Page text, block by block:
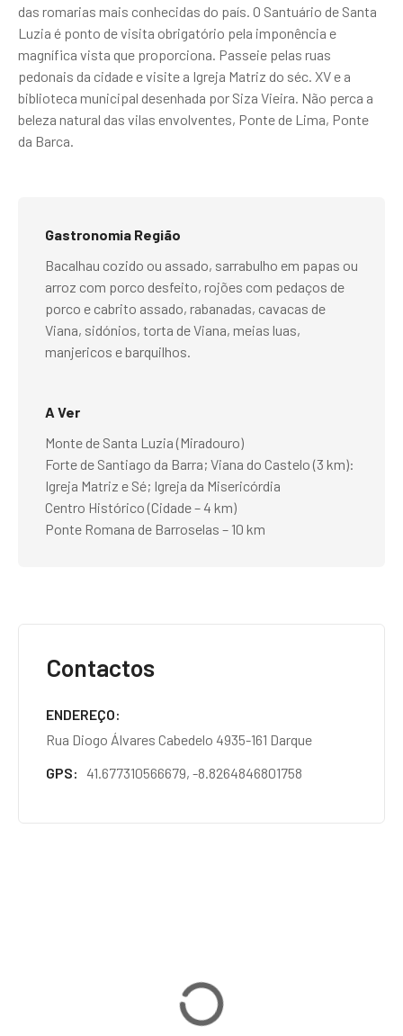
das romarias mais conhecidas do país. O Santuário de Santa
Luzia é ponto de visita obrigatório pela imponência e
magnífica vista que proporciona. Passeie pelas ruas
pedonais da cidade e visite a Igreja Matriz do séc. XV e a
biblioteca municipal desenhada por Siza Vieira. Não perca a
beleza natural das vilas envolventes, Ponte de Lima, Ponte
da Barca.
Gastronomia Região
Bacalhau cozido ou assado, sarrabulho em papas ou
arroz com porco desfeito, rojões com pedaços de
porco e cabrito assado, rabanadas, cavacas de
Viana, sidónios, torta de Viana, meias luas,
manjericos e barquilhos.
A Ver
Monte de Santa Luzia (Miradouro)
Forte de Santiago da Barra; Viana do Castelo (3 km):
Igreja Matriz e Sé; Igreja da Misericórdia
Centro Histórico (Cidade – 4 km)
Ponte Romana de Barroselas – 10 km
Contactos
ENDEREÇO
Rua Diogo Álvares Cabedelo 4935-161 Darque
GPS
41.677310566679, -8.8264846801758